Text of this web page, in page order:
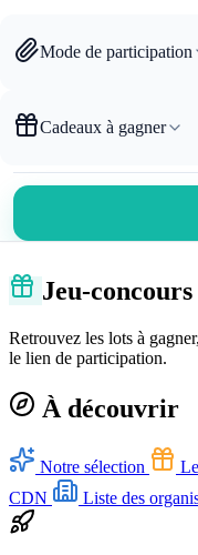
Mode de participation
Cadeaux à gagner
Jeu-
Retrouvez les lots à
le lien de participation.
À découvrir
Notre sélection
CDN
Liste des